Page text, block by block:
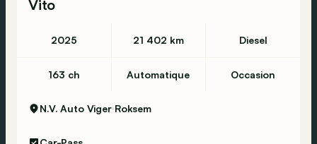
Vito
2025 21 402 km Diesel
163 ch Automatique Occasion
N.V. Auto Viger Roksem